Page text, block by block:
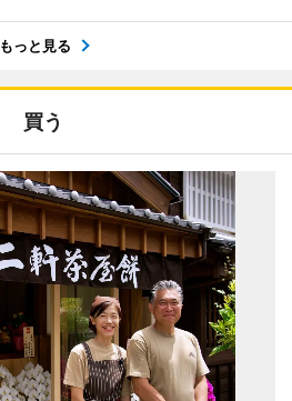
もっと見る
買う